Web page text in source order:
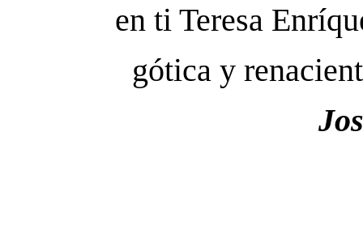
en ti Teresa
gótica y
José